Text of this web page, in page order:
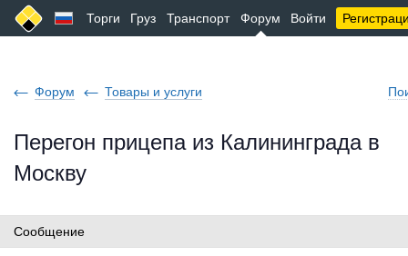
Торги Груз Транспорт Форум Войти
Форум Товары и услуги
Перегон прицепа из Калининграда в
Москву
Сообщение